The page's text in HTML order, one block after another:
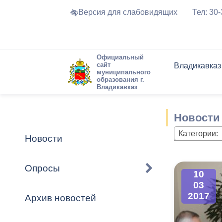
Версия для слабовидящих Тел:
Официальный
сайт
муниципального
образования г.
Владикавказ
Владикавказ
Устав города
Города-
городского
Торги и
Формы
Обратная
Комиссии
График
Новостная
Актуально
Новости
Опросы
Архив новостей
Новости
Категории:
10
03
2017